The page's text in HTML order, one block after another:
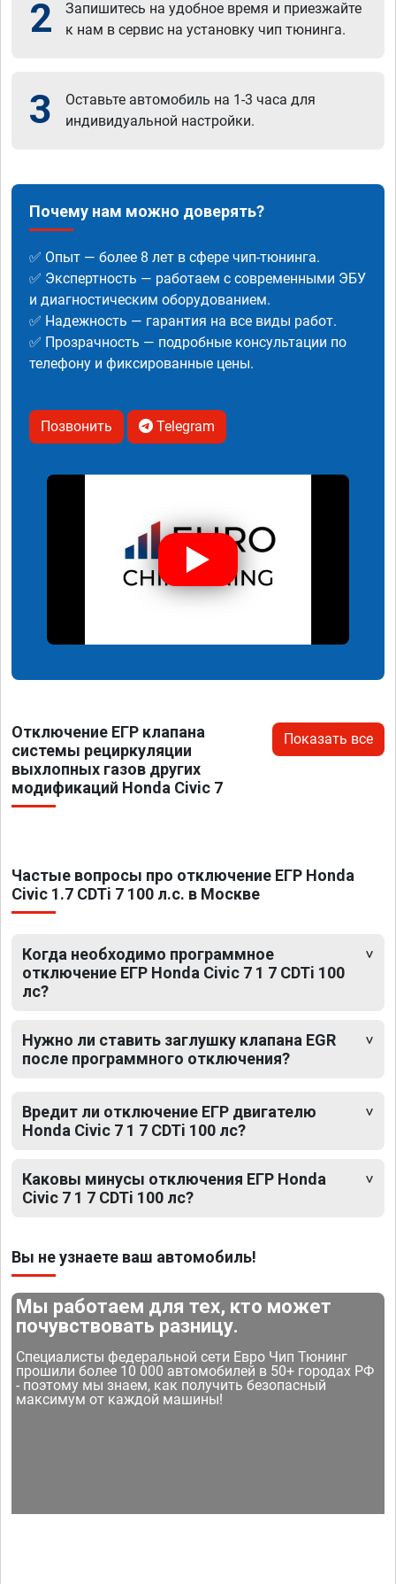
2
Запишитесь на удобное время и приезжайте
к нам в сервис на установку чип тюнинга.
3
Оставьте автомобиль на 1-3 часа для
индивидуальной настройки.
Почему нам можно доверять?
✅ Опыт — более 8 лет в сфере чип-тюнинга.
✅ Экспертность — работаем с современными ЭБУ
и диагностическим оборудованием.
✅ Надежность — гарантия на все виды работ.
✅ Прозрачность — подробные консультации по
телефону и фиксированные цены.
Позвонить Telegram
Отключение ЕГР клапана
системы рециркуляции
выхлопных газов других
модификаций Honda Civic 7
Показать все
Частые вопросы про отключение ЕГР Honda
Civic 1.7 CDTi 7 100 л.с. в Москве
Когда необходимо программное
отключение ЕГР Honda Civic 7 1 7 CDTi 100
лс?
Нужно ли ставить заглушку клапана EGR
после программного отключения?
Вредит ли отключение ЕГР двигателю
Honda Civic 7 1 7 CDTi 100 лс?
Каковы минусы отключения ЕГР Honda
Civic 7 1 7 CDTi 100 лс?
Вы не узнаете ваш автомобиль!
Мы работаем для тех, кто может
почувствовать разницу.
Специалисты федеральной сети Евро Чип Тюнинг
прошили более 10 000 автомобилей в 50+ городах РФ
- поэтому мы знаем, как получить безопасный
максимум от каждой машины!